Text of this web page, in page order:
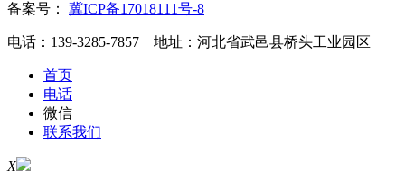
备案号： 冀ICP备17018111号-8
电话：139-3285-7857 地址：河北省武邑县桥头工业园区
首页
电话
微信
联系我们
X